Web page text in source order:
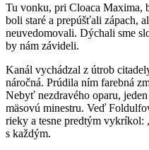
Tu vonku, pri Cloaca Maxima,
boli staré a prepúšťali zápach,
neuvedomovali. Dýchali sme
by nám závideli.
Kanál vychádzal z útrob
náročná. Prúdila ním farebná
Nebyť nezdravého oparu,
mäsovú minestru. Veď
rieky a tesne predtým vykríkol:
s každým.